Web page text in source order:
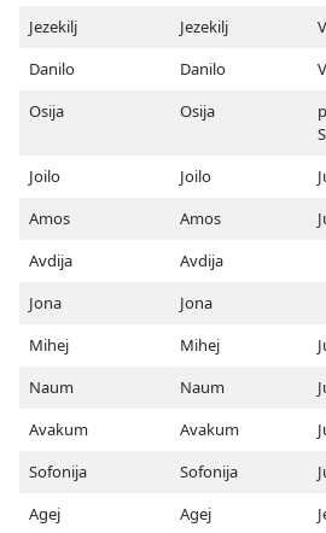
Jezekilj Jezekilj
Danilo
Danilo
Osija
Osija
Joilo Joilo
Amos
Amos
Avdija
Avdija
Jona
Jona
Mihej
Mihej
Naum
Naum
Avakum
Avakum
Sofonija
Sofonija
Agej
Agej